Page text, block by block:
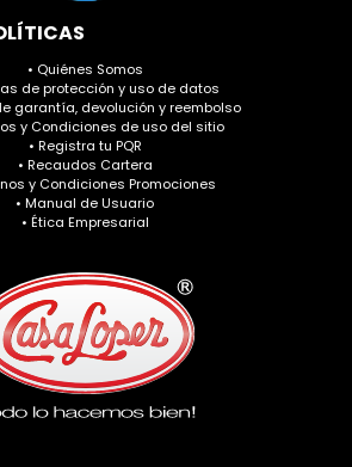
• Quiénes Somos
de protección y uso de datos
garantía, devolución y reembolso
y Condiciones de uso del sitio
• Registra tu PQR
• Recaudos Cartera
y Condiciones Promociones
• Manual de Usuario
• Ética Empresarial